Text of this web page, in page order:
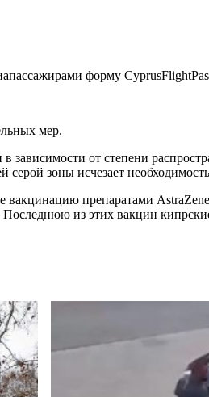
форму
мер.
зависимости от степени
зоны исчезает
препаратами
из этих вакцин